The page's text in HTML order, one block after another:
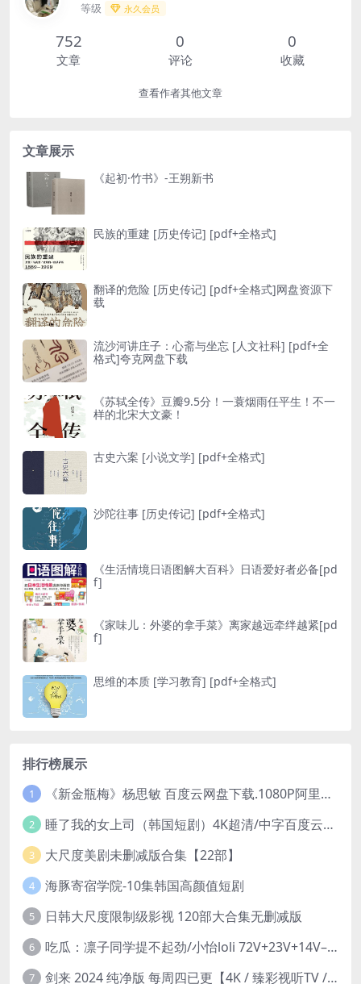
等级 永久会员
752
文章
0
评论
0
收藏
查看作者其他文章
文章展示
《起初·竹书》-王朔新书
民族的重建 [ 历史传记] [pdf+全格式]
翻译的危险 [ 历史传记] [pdf+全格式]网盘资源下
载
流沙河讲庄子：心斋与坐忘 [ 人文社科] [pdf+全
格式]夸克网盘下载
《苏轼全传》豆瓣9.5分！一蓑烟雨任平生！不一
样的北宋大文豪！
古史六案 [ 小说文学] [pdf+全格式]
沙陀往事 [ 历史传记] [pdf+全格式]
《生活情境日语图解大百科》日语爱好者必备[pd
f]
《家味儿：外婆的拿手菜》离家越远牵绊越紧[pd
f]
思维的本质 [ 学习教育] [pdf+全格式]
排行榜展示
1 《新金瓶梅》杨思敏 百度云网盘下载.1080P阿里下载.国语中字.(1996)
2 睡了我的女上司（韩国短剧）4K超清/中字百度云网盘下载
3 大尺度美剧未删减版合集【22部】
4 海豚寄宿学院-10集韩国高颜值短剧
5 日韩大尺度限制级影视 120部大合集无删减版
6 吃瓜：凛子同学提不起劲/小怡loli 72V+23V+14V–24.02GB】
7 剑来 2024 纯净版 每周四已更【4K / 臻彩视听TV / 杜比音】附电子书百度网盘下载